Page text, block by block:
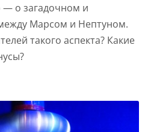
— о загадочном и
Марсом и Нептуном.
такого аспекта? Какие